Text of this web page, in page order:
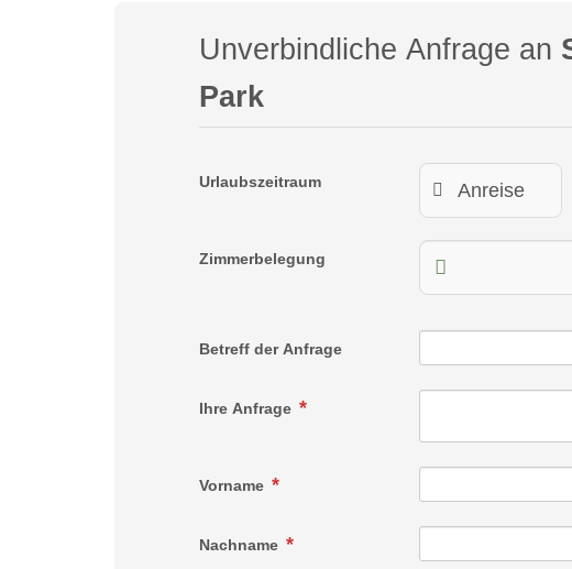
Unverbindliche Anfrage an
Park
Urlaubszeitraum
Zimmerbelegung
Betreff der Anfrage
Ihre Anfrage
Vorname
Nachname